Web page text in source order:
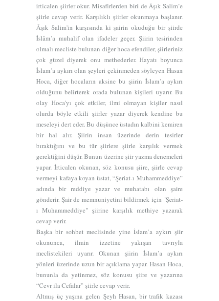
irticalen şiirler okur. Misafirlerden biri de Âşık Salim’e
şiirle cevap verir. Karşılıklı şiirler okunmaya başlanır.
Âşık Salim'in karşısında ki şairin okuduğu bir şiirde
İslâm’a muhalif olan ifadeler geçer. Şiirin tesirinden
olmalı mecliste bulunan diğer hoca efendiler, şiirleriniz
çok güzel diyerek onu methederler. Hayatı boyunca
İslam’a aykırı olan şeyleri çekinmeden söyleyen Hasan
Hoca, diğer hocaların aksine bu şiirin İslam’a aykırı
olduğunu belirterek orada bulunan kişileri uyarır. Bu
olay Hoca’yı çok etkiler, ilmi olmayan kişiler nasıl
olurda böyle etkili şiirler yazar diyerek kendine bu
meseleyi dert eder. Bu düşünce üstadın kalbini kemiren
bir hal alır. Şiirin insan üzerinde derin tesirler
bıraktığını ve bu tür şiirlere şiirle karşılık vermek
gerektiğini düşür. Bunun üzerine şiir yazma denemeleri
yapar. İrticalen okunan, söz konusu şiire, şiirle cevap
vermeyi kafaya koyan üstat, “Şeriat-ı Muhammeddiye”
adında bir reddiye yazar ve muhatabı olan şaire
gönderir. Şair de memnuniyetini bildirmek için "Şeriat-
ı Muhammeddiye" şiirine karşılık methiye yazarak
cevap verir.
Başka bir sohbet meclisinde yine İslam’a aykırı şiir
okununca, ilmin izzetine yakışan tavrıyla
meclistekileri uyarır. Okunan şiirin İslam’a aykırı
yönleri üzerinde uzun bir açıklama yapar. Hasan Hoca,
bununla da yetinmez, söz konusu şiire ve yazarına
“Cevr ila Cefalar” şiirle cevap verir.
Altmış üç yaşına gelen Şeyh Hasan, bir trafik kazası